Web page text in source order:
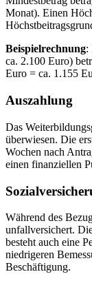
Monat). Einen
Beispielrechnung:
ca. 2.100 Euro)
Euro = ca. 1.155
Auszahlung
Das
überwiesen. Die
Wochen nach
einen finanziellen
Während des
unfallversichert.
besteht auch eine
niedrigeren
Beschäftigung.